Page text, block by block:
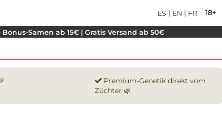
18+
ES | EN | FR
Samen ab 15€ | Gratis Versand ab 50€
Premium-Genetik direkt vom
Züchter 🌿